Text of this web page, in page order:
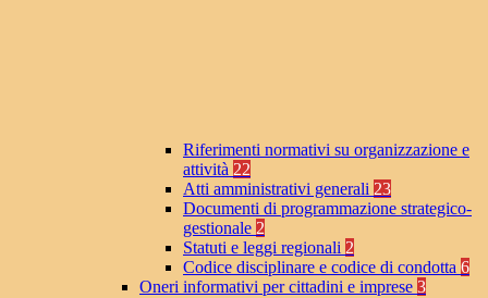
Riferimenti normativi su organizzazione e
attività 22
Atti amministrativi generali 23
Documenti di programmazione strategico-
gestionale 2
Statuti e leggi regionali 2
Codice disciplinare e codice di condotta 6
Oneri informativi per cittadini e imprese 3